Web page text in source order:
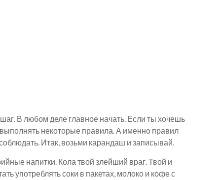
В любом деле главное начать. Если ты хочешь
некоторые правила. А именно правил
Итак, возьми карандаш и записывай.
напитки. Кола твой злейший враг. Твой и
употреблять соки в пакетах, молоко и кофе с